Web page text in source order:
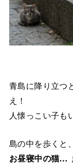
青島に降り立つ
え！
人懐っこい子も
島の中を歩くと、
お昼寝中の猫…